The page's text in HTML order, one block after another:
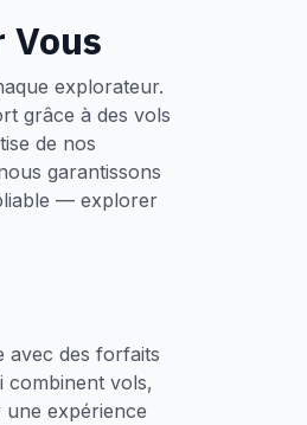
explorateur.
grâce à des vols
de nos
garantissons
— explorer
avec des forfaits
combinent vols,
expérience